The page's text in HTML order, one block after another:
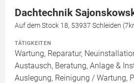
Dachtechnik
Auf dem Stock 18, 53937 Schleiden
TÄTIGKEITEN
Wartung, Reparatur,
Austausch, Beratung, Anlage &
Auslegung, Reinigung / Wartung,